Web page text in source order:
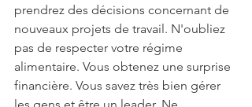
prendrez des décisions concernant de
nouveaux projets de travail. N'oubliez
pas de respecter votre régime
alimentaire. Vous obtenez une surprise
financière. Vous savez très bien gérer